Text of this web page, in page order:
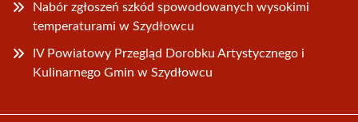
Nabór zgłoszeń szkód spowodowanych wysokimi
temperaturami w Szydłowcu
IV Powiatowy Przegląd Dorobku Artystycznego i
Kulinarnego Gmin w Szydłowcu